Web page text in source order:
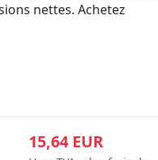
nettes. Achetez
15,64 EUR